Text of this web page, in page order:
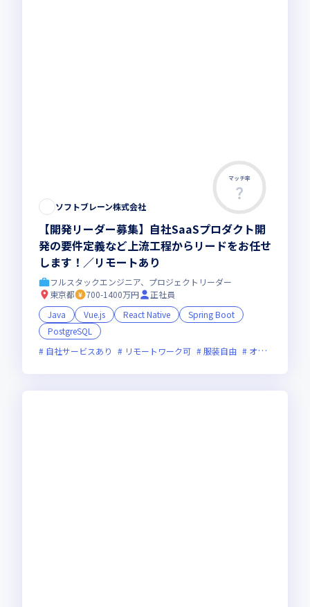
マッチ率
ソフトブレーン株式会社
【開発リーダー募集】自社SaaSプロダクト開
発の要件定義など上流工程からリードをお任せ
します！／リモートあり
フルスタックエンジニア、プロジェクトリーダー
東京都
700-1400万円
正社員
Java
Vue.js React Native
Spring Boot
PostgreSQL
自社サービスあり
リモートワーク可 服装自由 オンライン選考可